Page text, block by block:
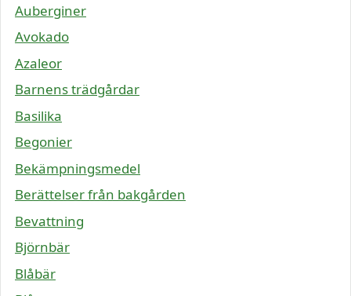
Auberginer
Avokado
Azaleor
Barnens trädgårdar
Basilika
Begonier
Bekämpningsmedel
Berättelser från bakgården
Bevattning
Björnbär
Blåbär